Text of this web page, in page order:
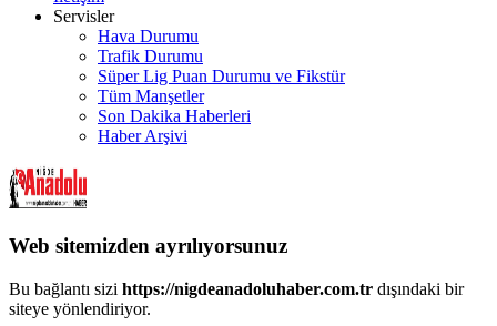
Servisler
Hava Durumu
Trafik Durumu
Süper Lig Puan Durumu ve Fikstür
Tüm Manşetler
Son Dakika Haberleri
Haber Arşivi
Web sitemizden ayrılıyorsunuz
Bu bağlantı sizi https://nigdeanadoluhaber.com.tr dışındaki bir
siteye yönlendiriyor.